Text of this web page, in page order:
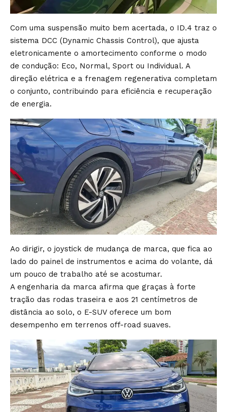
Com uma suspensão muito bem acertada, o ID.4 traz o
sistema DCC (Dynamic Chassis Control), que ajusta
eletronicamente o amortecimento conforme o modo
de condução: Eco, Normal, Sport ou Individual. A
direção elétrica e a frenagem regenerativa completam
o conjunto, contribuindo para eficiência e recuperação
de energia.
Ao dirigir, o joystick de mudança de marca, que fica ao
lado do painel de instrumentos e acima do volante, dá
um pouco de trabalho até se acostumar.
A engenharia da marca afirma que graças à forte
tração das rodas traseira e aos 21 centímetros de
distância ao solo, o E-SUV oferece um bom
desempenho em terrenos off-road suaves.